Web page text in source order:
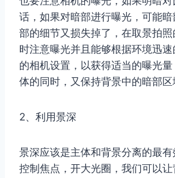
话，如果对暗部进行曝光，可能
部的细节又损失掉了，在取景拍
时注意曝光并且能够根据环境迅
的相机设置，以获得适当的曝光
体的同时，又保持背景中的暗部区
2、利用景深
景深应该是主体和背景分离的最
控制焦点，开大光圈，我们可以